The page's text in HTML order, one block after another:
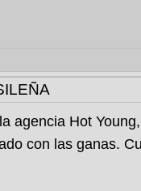
agencia Hot
con las ganas.